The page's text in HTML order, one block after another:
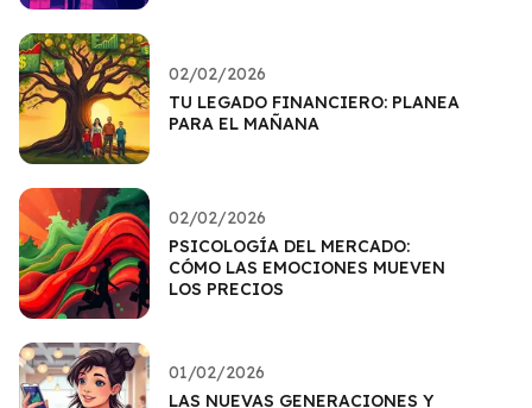
02/02/2026
TU LEGADO FINANCIERO: PLANEA
PARA EL MAÑANA
02/02/2026
PSICOLOGÍA DEL MERCADO:
CÓMO LAS EMOCIONES MUEVEN
LOS PRECIOS
01/02/2026
LAS NUEVAS GENERACIONES Y